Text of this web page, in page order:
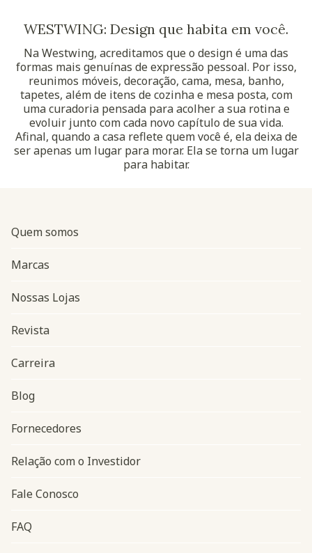
WESTWING: Design que habita em você.
Na Westwing, acreditamos que o design é uma das
formas mais genuínas de expressão pessoal. Por isso,
reunimos móveis, decoração, cama, mesa, banho,
tapetes, além de itens de cozinha e mesa posta, com
uma curadoria pensada para acolher a sua rotina e
evoluir junto com cada novo capítulo de sua vida.
Afinal, quando a casa reflete quem você é, ela deixa de
ser apenas um lugar para morar. Ela se torna um lugar
para habitar.
Navegação do rodapé
Quem somos
Marcas
Nossas Lojas
Revista
Carreira
Blog
Fornecedores
Relação com o Investidor
Fale Conosco
FAQ